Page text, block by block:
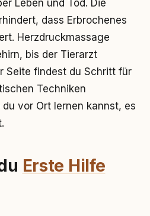
Leben und Tod. Die
dass Erbrochenes
Herzdruckmassage
bis der Tierarzt
Seite findest du Schritt für
Techniken
vor Ort lernen kannst, es
Erste Hilfe